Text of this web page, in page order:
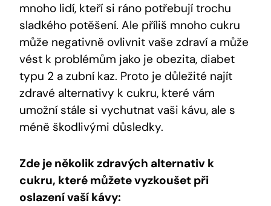
mnoho lidí, kteří si ráno potřebují trochu
sladkého potěšení. Ale příliš mnoho cukru
může negativně ovlivnit vaše zdraví a může
vést k problémům jako je obezita, diabet
typu 2 a zubní kaz. Proto je důležité najít
zdravé alternativy k cukru, které vám
umožní stále si vychutnat vaši kávu, ale s
méně škodlivými důsledky.
Zde je několik zdravých alternativ k
cukru, které můžete vyzkoušet při
oslazení vaší kávy: